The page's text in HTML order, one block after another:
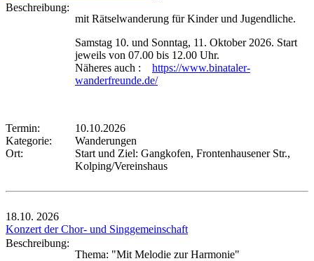
Beschreibung:
mit Rätselwanderung für Kinder und Jugendliche.
Samstag 10. und Sonntag, 11. Oktober 2026. Start
jeweils von 07.00 bis 12.00 Uhr.
Näheres auch : https://www.binataler-
wanderfreunde.de/
Termin:
10.10.2026
Kategorie:
Wanderungen
Ort:
Start und Ziel: Gangkofen, Frontenhausener Str.,
Kolping/Vereinshaus
18.10. 2026
Konzert der Chor- und Singgemeinschaft
Beschreibung:
Thema: "Mit Melodie zur Harmonie"